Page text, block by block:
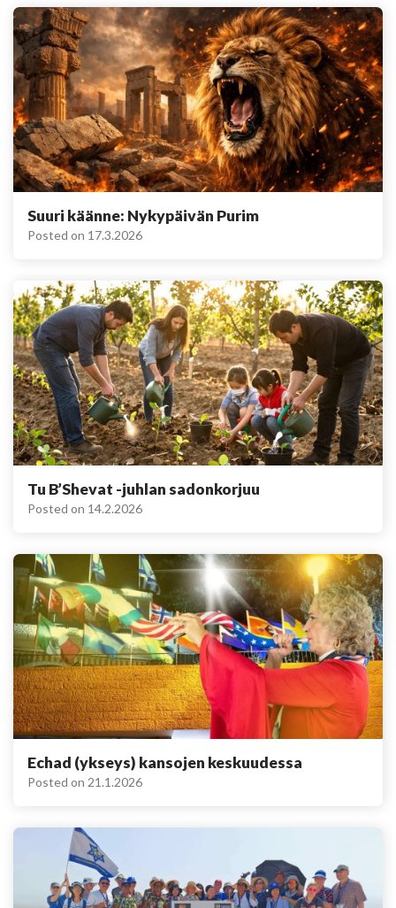
Suuri käänne: Nykypäivän Purim
Posted on 17.3.2026
Tu B’Shevat -juhlan sadonkorjuu
Posted on 14.2.2026
Echad (ykseys) kansojen keskuudessa
Posted on 21.1.2026